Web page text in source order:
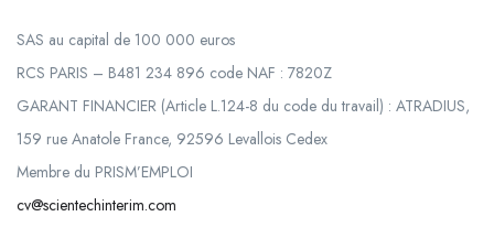
SAS au capital de 100 000 euros
RCS PARIS – B481 234 896 code NAF : 7820Z
GARANT FINANCIER (Article L.124-8 du code du travail) : ATRADIUS,
159 rue Anatole France, 92596 Levallois Cedex
Membre du PRISM’EMPLOI
cv@scientechinterim.com